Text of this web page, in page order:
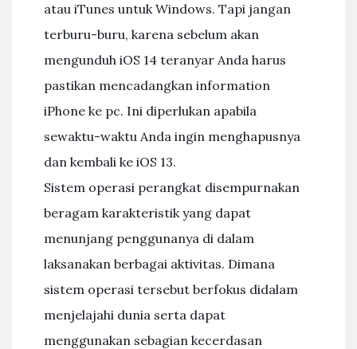
atau iTunes untuk Windows. Tapi jangan
terburu-buru, karena sebelum akan
mengunduh iOS 14 teranyar Anda harus
pastikan mencadangkan information
iPhone ke pc. Ini diperlukan apabila
sewaktu-waktu Anda ingin menghapusnya
dan kembali ke iOS 13.
Sistem operasi perangkat disempurnakan
beragam karakteristik yang dapat
menunjang penggunanya di dalam
laksanakan berbagai aktivitas. Dimana
sistem operasi tersebut berfokus didalam
menjelajahi dunia serta dapat
menggunakan sebagian kecerdasan